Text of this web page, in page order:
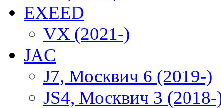
EXEED
VX (2021-)
JAC
J7, Москвич 6 (2019-)
JS4, Москвич 3 (2018-